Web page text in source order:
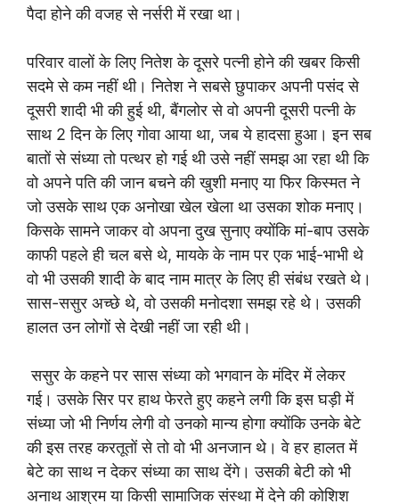
पैदा होने की वजह से नर्सरी में रखा था।
परिवार वालों के लिए नितेश के दूसरे पत्नी होने की खबर किसी
सदमे से कम नहीं थी। नितेश ने सबसे छुपाकर अपनी पसंद से
दूसरी शादी भी की हुई थी, बैंगलोर से वो अपनी दूसरी पत्नी के
साथ 2 दिन के लिए गोवा आया था, जब ये हादसा हुआ। इन सब
बातों से संध्या तो पत्थर हो गई थी उसे नहीं समझ आ रहा थी कि
वो अपने पति की जान बचने की खुशी मनाए या फिर किस्मत ने
जो उसके साथ एक अनोखा खेल खेला था उसका शोक मनाए।
किसके सामने जाकर वो अपना दुख सुनाए क्योंकि मां-बाप उसके
काफी पहले ही चल बसे थे, मायके के नाम पर एक भाई-भाभी थे
वो भी उसकी शादी के बाद नाम मात्र के लिए ही संबंध रखते थे।
सास-ससुर अच्छे थे, वो उसकी मनोदशा समझ रहे थे। उसकी
हालत उन लोगों से देखी नहीं जा रही थी।
ससुर के कहने पर सास संध्या को भगवान के मंदिर में लेकर
गई। उसके सिर पर हाथ फेरते हुए कहने लगी कि इस घड़ी में
संध्या जो भी निर्णय लेगी वो उनको मान्य होगा क्योंकि उनके बेटे
की इस तरह करतूतों से तो वो भी अनजान थे। वे हर हालत में
बेटे का साथ न देकर संध्या का साथ देंगे। उसकी बेटी को भी
अनाथ आश्रम या किसी सामाजिक संस्था में देने की कोशिश